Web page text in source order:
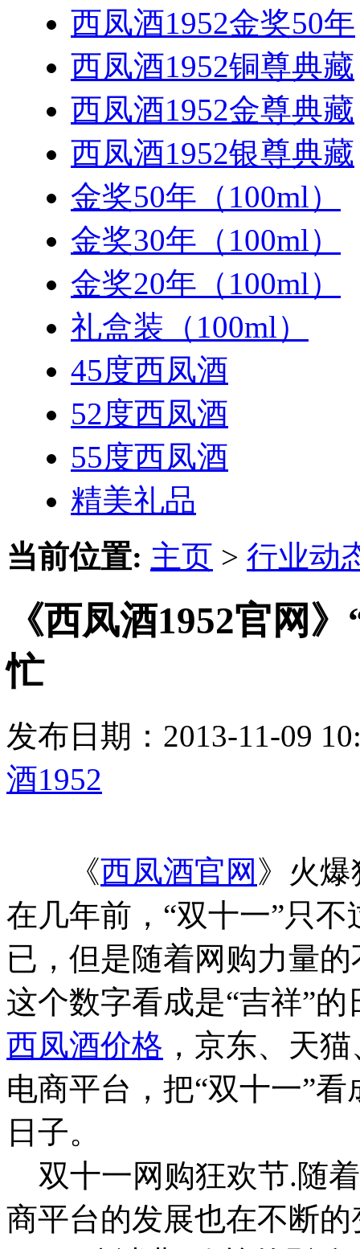
西凤酒1952金奖50年
西凤酒1952铜尊典藏
西凤酒1952金尊典藏
西凤酒1952银尊典藏
金奖50年（100ml）
金奖30年（100ml）
金奖20年（100ml）
礼盒装（100ml）
45度西凤酒
52度西凤酒
55度西凤酒
精美礼品
当前位置: 主页 > 行业动
《西凤酒1952官网
忙
发布日期：2013-11-09
酒1952
《西凤酒官网 》火
在几年前，“双十一”只
已，但是随着网购力量
这个数字看成是“吉祥”
西凤酒价格 ，京东、天
电商平台，把“双十一”
日子。
双十一网购狂欢节.随
商平台的发展也在不断